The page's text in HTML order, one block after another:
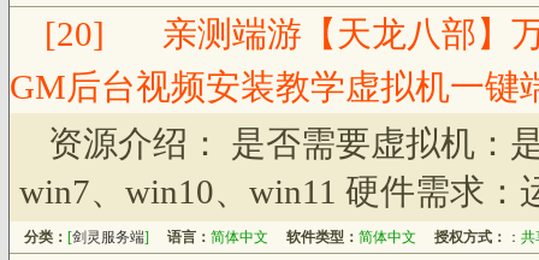
[20]
亲测端游【天龙八部】
GM后台视频安装教学虚拟机一键
资源介绍： 是否需要虚拟机：
win7、win10、win11 硬件需求：
分类： [剑灵服务端] 语言： 简体中文 软件类型： 简体中文 授权方式： ： 共